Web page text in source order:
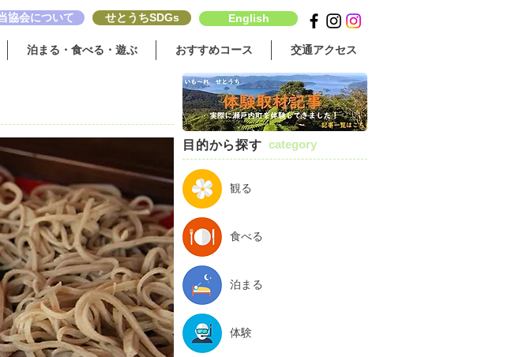
協会について せとうちSDGs English
泊まる・食べる・遊ぶ おすすめコース 交通アクセス
目的から探す category
観る
食べる
泊まる
体験